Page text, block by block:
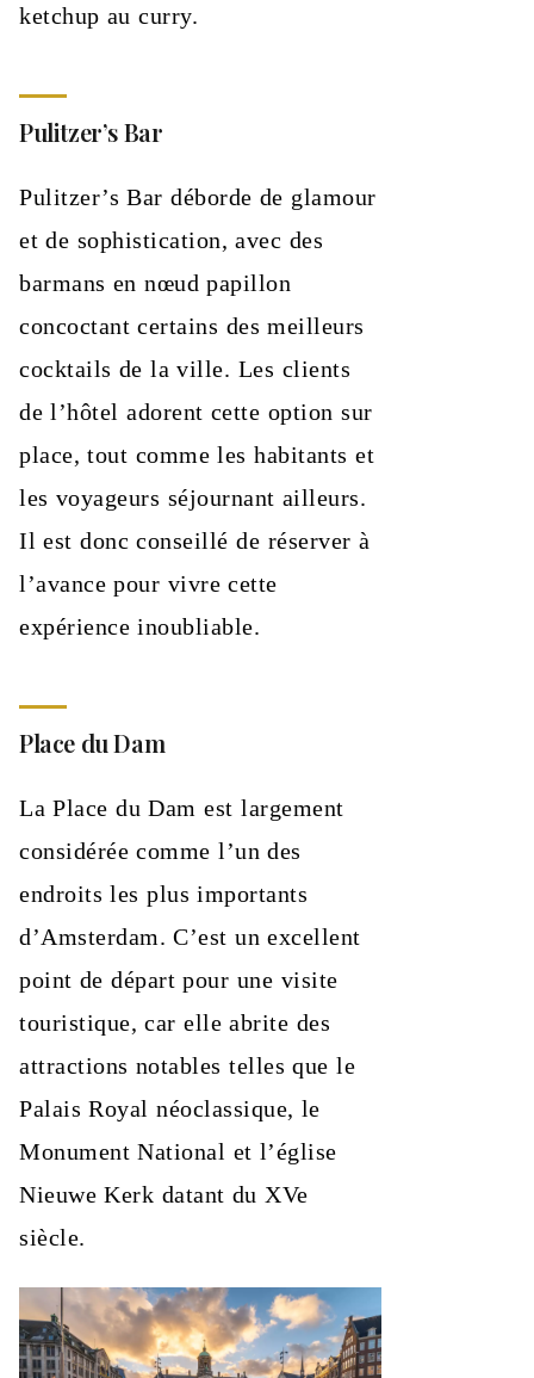
ketchup au curry.
Pulitzer’s Bar
Pulitzer’s Bar déborde de glamour
et de sophistication, avec des
barmans en nœud papillon
concoctant certains des meilleurs
cocktails de la ville. Les clients
de l’hôtel adorent cette option sur
place, tout comme les habitants et
les voyageurs séjournant ailleurs.
Il est donc conseillé de réserver à
l’avance pour vivre cette
expérience inoubliable.
Place du Dam
La Place du Dam est largement
considérée comme l’un des
endroits les plus importants
d’Amsterdam. C’est un excellent
point de départ pour une visite
touristique, car elle abrite des
attractions notables telles que le
Palais Royal néoclassique, le
Monument National et l’église
Nieuwe Kerk datant du XVe
siècle.